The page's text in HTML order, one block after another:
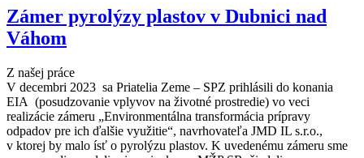
Zámer pyrolýzy plastov v Dubnici nad
Váhom
Z našej práce
V decembri 2023 sa Priatelia Zeme – SPZ prihlásili do konania
EIA (posudzovanie vplyvov na životné prostredie) vo veci
realizácie zámeru „Environmentálna transformácia prípravy
odpadov pre ich ďalšie využitie“, navrhovateľa JMD IL s.r.o.,
v ktorej by malo ísť o pyrolýzu plastov. K uvedenému zámeru sme